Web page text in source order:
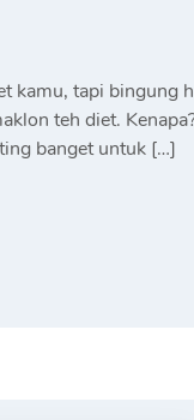
tapi bingung
teh diet.
banget untuk […]